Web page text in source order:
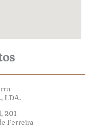
LDA.
201
Ferreira